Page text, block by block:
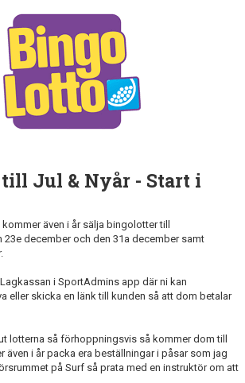
Jul & Nyår - Start i
även i år sälja bingolotter till
23e december och den 31a december samt
i SportAdmins app där ni kan
eller skicka en länk till kunden så att dom betalar
lotterna så förhoppningsvis så kommer dom till
även i år packa era beställningar i påsar som jag
på Surf så prata med en instruktör om att